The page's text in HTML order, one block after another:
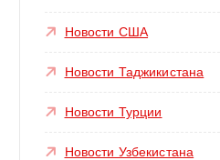
Новости США
Новости Таджикистана
Новости Турции
Новости Узбекистана